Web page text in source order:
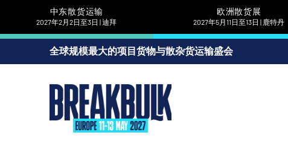
中东散货运输
2027年2月2日至3日 | 迪拜
欧洲散货展
2027年5月11日至13日 | 鹿特丹
全球规模最大的项目货物与散杂货运输盛会